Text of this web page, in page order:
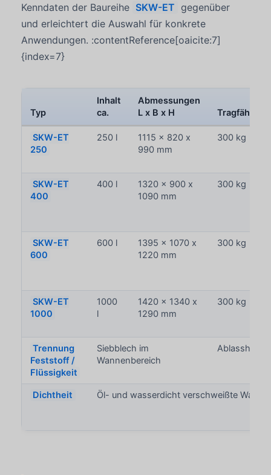
Kenndaten der Baureihe SKW-ET gegenüber
und erleichtert die Auswahl für konkrete
Anwendungen. :contentReference[oaicite:7]
{index=7}
Typ
Inhalt
ca.
Abmessungen
L x B x H
SKW-ET
250
250 l
1115 x 820 x
990 mm
300 kg
SKW-ET
400
400 l
1320 x 900 x
1090 mm
300 kg
SKW-ET
600
600 l
1395 x 1070 x
1220 mm
300 kg
SKW-ET
1000
1000
l
1420 x 1340 x
1290 mm
300 kg
Trennung
Feststoff /
Flüssigkeit
Siebblech im
Wannenbereich
Ablasshahn
Dichtheit Öl- und wasserdicht verschweißte Wanne